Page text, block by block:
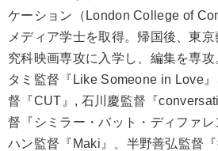
ケーション（London College of
メディア学士を取得。帰国後、東
究科映画専攻に入学し、編集を専
タミ監督『Like Someone in Love
督『CUT』, 石川慶監督『
督『シミラー・バット・ディファ
ハン監督『Maki』、半野善弘監督